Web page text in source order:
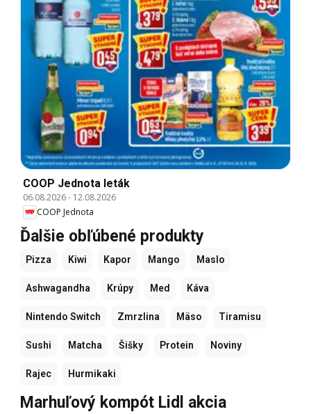
COOP Jednota leták
06.08.2026- 12.08.2026
COOP Jednota
Ďalšie obľúbené produkty
Pizza Kiwi Kapor Mango Maslo
Ashwagandha Krúpy Med Káva
Nintendo Switch Zmrzlina Mäso Tiramisu
Sushi Matcha Šišky Protein Noviny
Rajec Hurmikaki
Marhuľový kompót Lidl akcia